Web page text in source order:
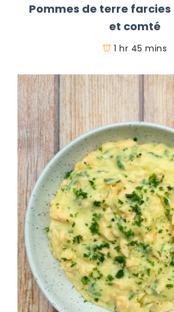
Pommes de terre
et comté
1 hr 45 mins